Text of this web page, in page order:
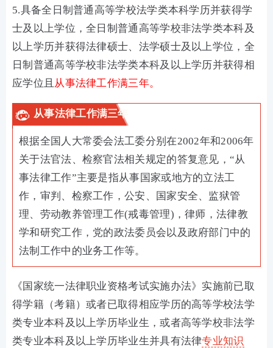
5.具备全日制普通高等学校法学类本科学历并获得学
士及以上学位，全日制普通高等学校非法学类本科及
以上学历并获得法律硕士、法学硕士及以上学位，全
日制普通高等学校非法学类本科及以上学历并获得相
应学位且 从事法律工作满三年。
从事法律工作满三年
根据全国人大常委会法工委分别在2002年和2006年
关于法官法、检察官法相关规定的答复意见，“从
事法律工作”主要是指从事国家或地方的立法工
作，审判、检察工作，公安、国家安全、监狱管
理、劳动教养管理工作(戒毒管理)，律师，法律教
学和研究工作，党的政法委员会以及政府部门中的
法制工作中的业务工作等。
《国家统一法律职业资格考试实施办法》实施前已取
得学籍（考籍）或者已取得相应学历的高等学校法学
类专业本科及以上学历毕业生，或者高等学校非法学
类专业本科及以上学历毕业生并具有法律专业知识